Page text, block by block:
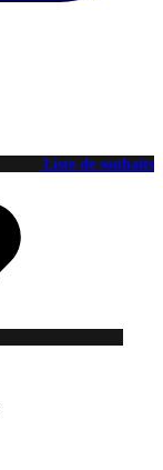
Liste de souhaits